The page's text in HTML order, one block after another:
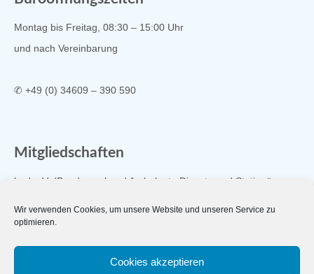
Wir verwenden Cookies, um unsere Website und unseren Service zu
optimieren.
Cookies akzeptieren
Montag bis Freitag, 08:30 – 15:00 Uhr
und nach Vereinbarung
✆ +49 (0) 34609 – 390 590
Mitgliedschaften
bad e.V. (Bundesverband Ambulante Dienste und Stationäre